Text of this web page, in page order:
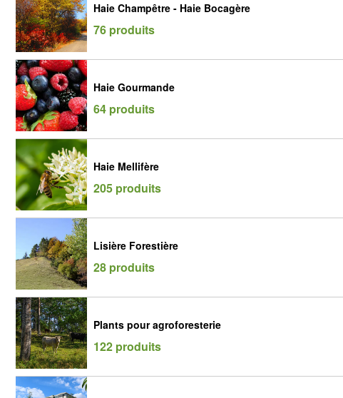
Haie Champêtre - Haie Bocagère
76 produits
Haie Gourmande
64 produits
Haie Mellifère
205 produits
Lisière Forestière
28 produits
Plants pour agroforesterie
122 produits